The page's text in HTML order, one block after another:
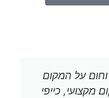
על המקום
מקצועי, כייפי